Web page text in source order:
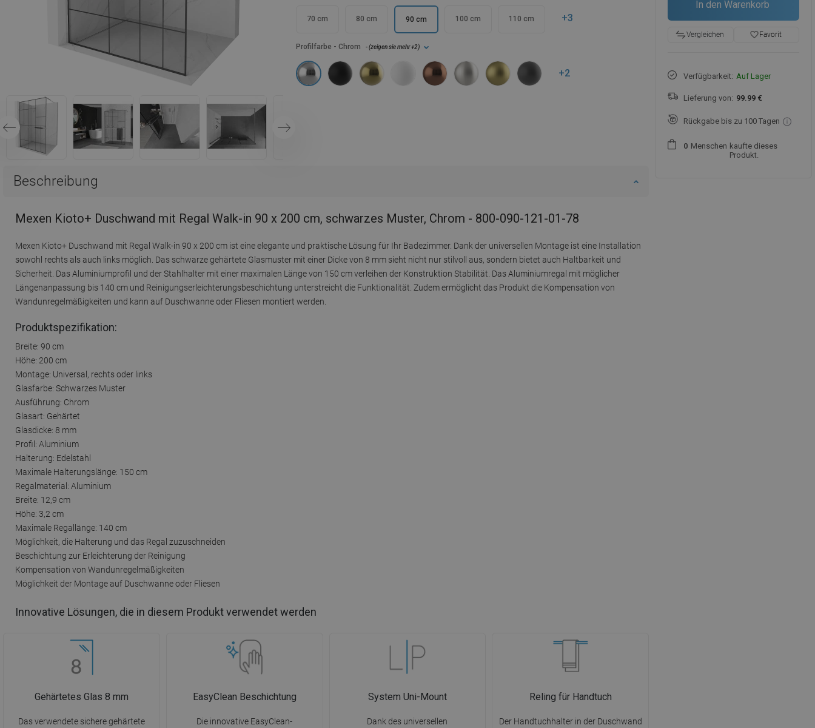
Profilfarbe - Chrom - (zeigen sie mehr+2)
+2
70 cm 80 cm 90 cm 100 cm 110 cm +3
Beschreibung
Mexen Kioto+ Duschwand mit Regal Walk-in 90 x 200 cm, schwarzes Muster, Chrom - 800-090-121-01-78
Mexen Kioto+ Duschwand mit Regal Walk-in 90 x 200 cm ist eine elegante und praktische Lösung für Ihr Badezimmer. Dank der universellen Montage ist eine Installation
sowohl rechts als auch links möglich. Das schwarze gehärtete Glasmuster mit einer Dicke von 8 mm sieht nicht nur stilvoll aus, sondern bietet auch Haltbarkeit und
Sicherheit. Das Aluminiumprofil und der Stahlhalter mit einer maximalen Länge von 150 cm verleihen der Konstruktion Stabilität. Das Aluminiumregal mit möglicher
Längenanpassung bis 140 cm und Reinigungserleichterungsbeschichtung unterstreicht die Funktionalität. Zudem ermöglicht das Produkt die Kompensation von
Wandunregelmäßigkeiten und kann auf Duschwanne oder Fliesen montiert werden.
Produktspezifikation:
Breite: 90 cm
Höhe: 200 cm
Montage: Universal, rechts oder links
Glasfarbe: Schwarzes Muster
Ausführung: Chrom
Glasart: Gehärtet
Glasdicke: 8 mm
Profil: Aluminium
Halterung: Edelstahl
Maximale Halterungslänge: 150 cm
Regalmaterial: Aluminium
Breite: 12,9 cm
Höhe: 3,2 cm
Maximale Regallänge: 140 cm
Möglichkeit, die Halterung und das Regal zuzuschneiden
Beschichtung zur Erleichterung der Reinigung
Kompensation von Wandunregelmäßigkeiten
Möglichkeit der Montage auf Duschwanne oder Fliesen
Innovative Lösungen, die in diesem Produkt verwendet werden
Gehärtetes Glas 8 mm
Das verwendete sichere gehärtete
EasyClean Beschichtung
Die innovative EasyClean-
System Uni-Mount
Dank des universellen
Reling für Handtuch
Der Handtuchhalter in der Duschwand
In den Warenkorb
Vergleichen favorite_borderFavorit
Verfügbarkeit: Auf Lager
Lieferung von: 99.99 €
Rückgabe bis zu 100 Tagen
0 Menschen kaufte dieses
Produkt.